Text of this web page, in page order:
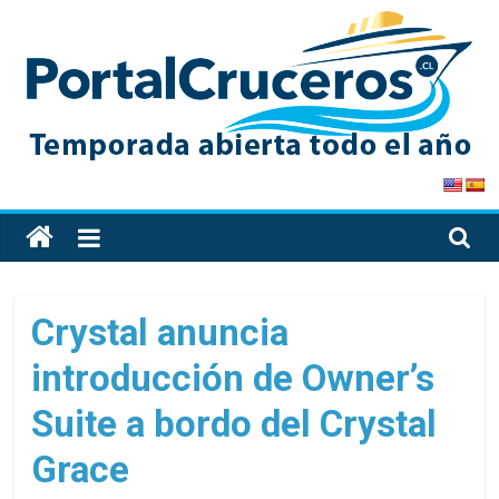
content
PortalCruceros
Toda
la
de
cruceros
en
un
solo
sitio
Crystal anuncia
introducción de Owner’s
Suite a bordo del Crystal
Grace